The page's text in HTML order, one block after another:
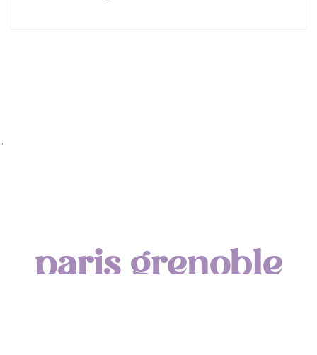
…
paris grenoble